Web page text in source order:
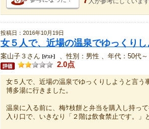
投稿日：2016年10月19日
女５人で、近場の温泉でゆっくり
案山子３さん
、性別：男性 、年代：50代～
2.0点
女５人で、近場の温泉でゆっくりしようと言う
博多湯に行きました。
温泉に入る前に、梅ｹ枝餅と弁当を購入し持って
入り口で、いきなり「２階は飲食禁止です。」